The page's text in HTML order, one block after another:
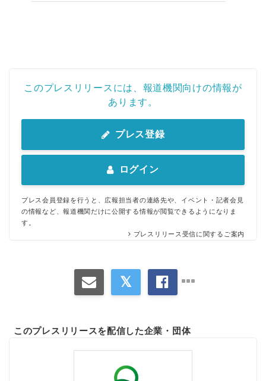
このプレスリリースには、報道機関向けの情報が
あります。
プレス登録
ログイン
プレス会員登録を行うと、広報担当者の連絡先や、イベント・記者会見
の情報など、報道機関だけに公開する情報が閲覧できるようになりま
す。
プレスリリース受信に関するご案内
このプレスリリースを配信した企業・団体